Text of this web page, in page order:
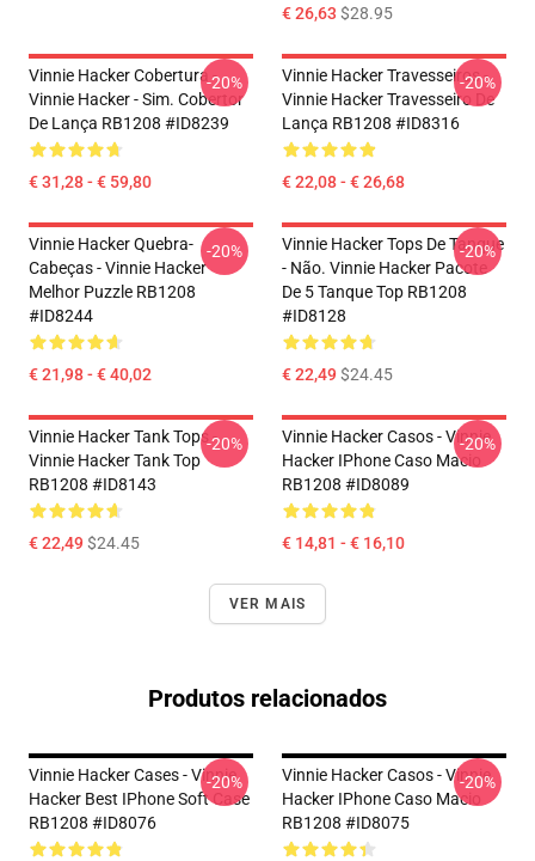
€ 26,63 $28.95
Vinnie Hacker Cobertura -
Vinnie Hacker - Sim. Cobertor
De Lança RB1208 #ID8239
€ 31,28 - € 59,80
-20%
Vinnie Hacker Travesseiros -
Vinnie Hacker Travesseiro De
Lança RB1208 #ID8316
€ 22,08 - € 26,68
-20%
Vinnie Hacker Quebra-
Cabeças - Vinnie Hacker
Melhor Puzzle RB1208
#ID8244
€ 21,98 - € 40,02
-20%
Vinnie Hacker Tops De Tanque
- Não. Vinnie Hacker Pacote
De 5 Tanque Top RB1208
#ID8128
€ 22,49$24.45
-20%
Vinnie Hacker Tank Tops -
Vinnie Hacker Tank Top
RB1208 #ID8143
€ 22,49$24.45
-20%
Vinnie Hacker Casos - Vinnie
Hacker IPhone Caso Macio
RB1208 #ID8089
€ 14,81 - € 16,10
-20%
VER MAIS
Produtos relacionados
Vinnie Hacker Cases - Vinnie
Hacker Best IPhone Soft Case
RB1208 #ID8076
-20%
Vinnie Hacker Casos - Vinnie
Hacker IPhone Caso Macio
RB1208 #ID8075
-20%